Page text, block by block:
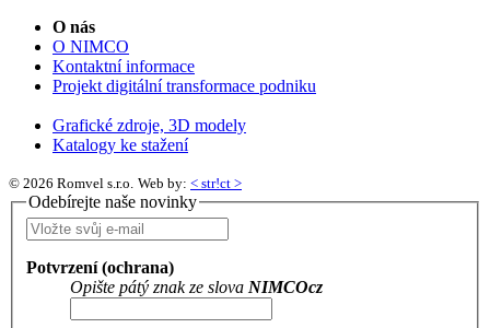
O nás
O NIMCO
Kontaktní informace
Projekt digitální transformace podniku
Grafické zdroje, 3D modely
Katalogy ke stažení
© 2026 Romvel s.r.o. Web by: < str!ct >
Odebírejte naše novinky
Potvrzení (ochrana)
Opište pátý znak ze slova NIMCOcz